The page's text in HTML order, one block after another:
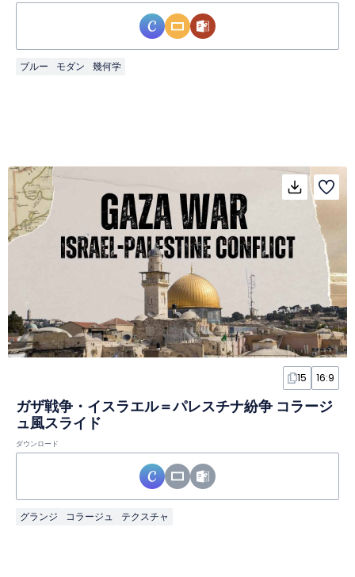
ブルー モダン 幾何学
15 16:9
ガザ戦争・イスラエル＝パレスチナ紛争 コラージ
ュ風スライド
ダウンロード
グランジ コラージュ テクスチャ